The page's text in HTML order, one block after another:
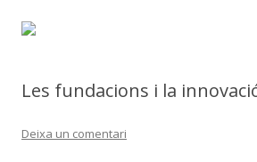
Les fundacions i la
Deixa un comentari